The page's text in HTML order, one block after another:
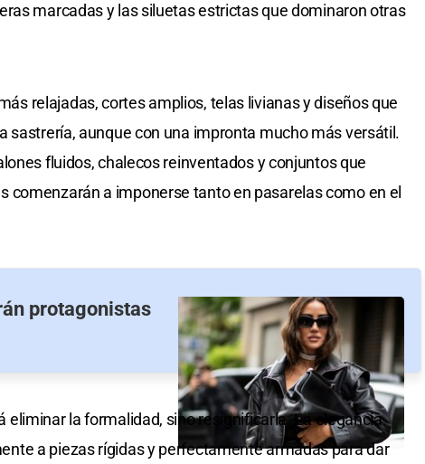
marcadas y las siluetas estrictas que dominaron otras
relajadas, cortes amplios, telas livianas y diseños que
sastrería, aunque con una impronta mucho más versátil.
fluidos, chalecos reinventados y conjuntos que
comenzarán a imponerse tanto en pasarelas como en el
protagonistas
eliminar la formalidad, sino resignificarla. La elegancia
a piezas rígidas y perfectamente armadas para dar